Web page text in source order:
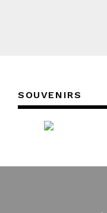
SOUVENIRS